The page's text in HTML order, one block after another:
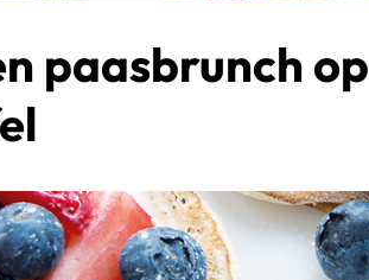
paasbrunch op